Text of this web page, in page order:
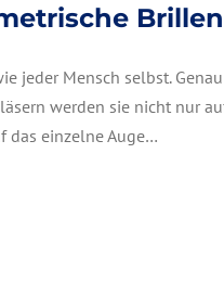
jeder Mensch selbst.
werden sie nicht nur
das einzelne Auge…